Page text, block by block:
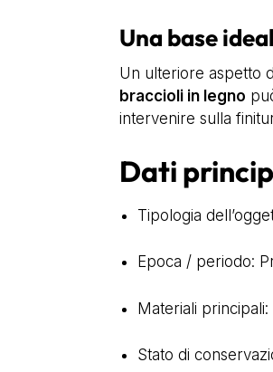
Una base
Un ulteriore aspetto
braccioli in legno
intervenire sulla
Dati
Tipologia
Epoca / periodo:
Materiali
Stato di